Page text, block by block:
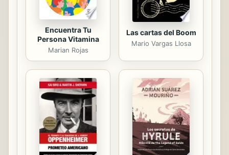
Encuentra Tu
Persona Vitamina
Marian Rojas
Las cartas del Boom
Mario Vargas Llosa